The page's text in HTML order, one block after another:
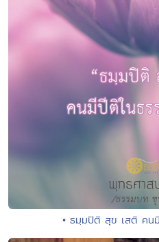
• ธมฺมปิติ สุข เสติ คน